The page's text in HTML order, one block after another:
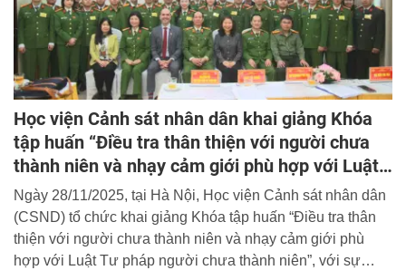
Học viện Cảnh sát nhân dân khai giảng Khóa
tập huấn “Điều tra thân thiện với người chưa
thành niên và nhạy cảm giới phù hợp với Luật
Tư pháp người chưa thành niên”
Ngày 28/11/2025, tại Hà Nội, Học viện Cảnh sát nhân dân
(CSND) tổ chức khai giảng Khóa tập huấn “Điều tra thân
thiện với người chưa thành niên và nhạy cảm giới phù
hợp với Luật Tư pháp người chưa thành niên”, với sự